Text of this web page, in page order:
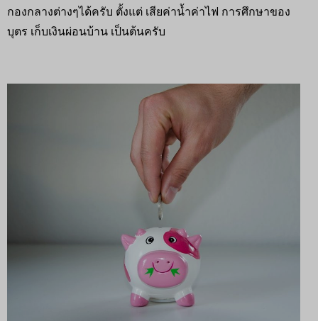
กองกลางต่างๆได้ครับ ตั้งแต่ เสียค่าน้ำค่าไฟ การศึกษาของ
บุตร เก็บเงินผ่อนบ้าน เป็นต้นครับ